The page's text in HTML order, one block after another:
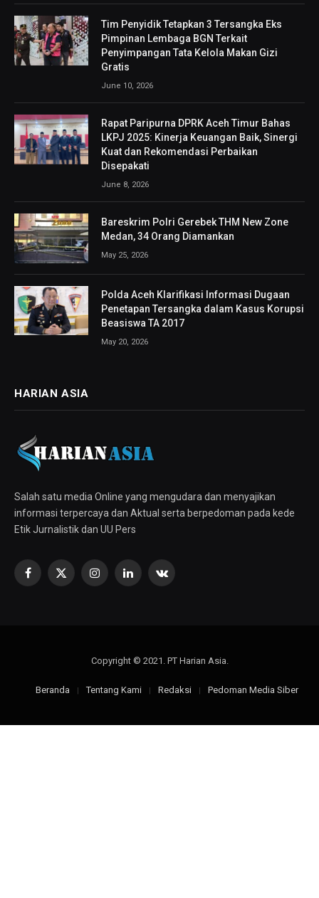
Tim Penyidik Tetapkan 3 Tersangka Eks
Pimpinan Lembaga BGN Terkait
Penyimpangan Tata Kelola Makan Gizi
Gratis
June 10, 2026
Rapat Paripurna DPRK Aceh Timur Bahas
LKPJ 2025: Kinerja Keuangan Baik, Sinergi
Kuat dan Rekomendasi Perbaikan
Disepakati
June 8, 2026
Bareskrim Polri Gerebek THM New Zone
Medan, 34 Orang Diamankan
May 25, 2026
Polda Aceh Klarifikasi Informasi Dugaan
Penetapan Tersangka dalam Kasus Korupsi
Beasiswa TA 2017
May 20, 2026
HARIAN ASIA
Salah satu media Online yang mengudara dan menyajikan
informasi terpercaya dan Aktual serta berpedoman pada kede
Etik Jurnalistik dan UU Pers
Facebook
X
InstagramLinkedInVKontakte
Copyright © 2021. PT Harian Asia.
Beranda Tentang Kami Redaksi Pedoman Media Siber